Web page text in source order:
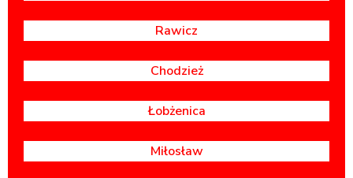
Rawicz
Chodzież
Łobżenica
Miłosław